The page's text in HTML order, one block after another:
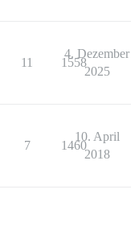
11 1558
4. Dezember
2025
7 1460
10. April
2018